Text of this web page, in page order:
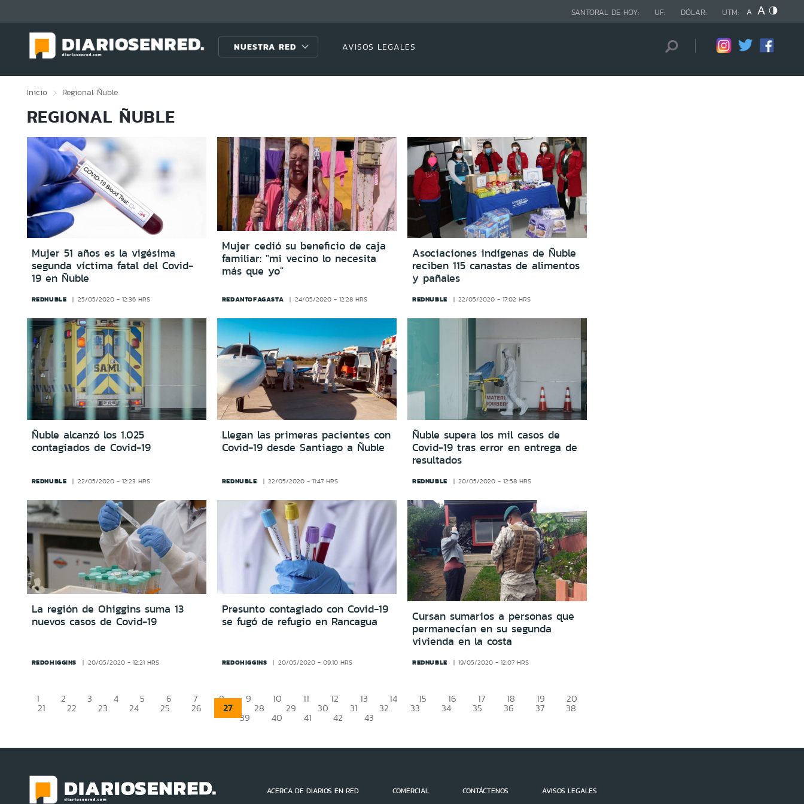
SANTORAL DE HOY: UF: DÓLAR: UTM:
NUESTRA RED AVISOS LEGALES
Inicio Regional Ñuble
REGIONAL ÑUBLE
Mujer 51 años es la vigésima
segunda víctima fatal del Covid-
19 en Ñuble
REDNUBLE 25/05/2020 - 12:36 HRS
Mujer cedió su beneficio de caja
familiar: "mi vecino lo necesita
más que yo"
REDANTOFAGASTA 24/05/2020 - 12:28 HRS
Asociaciones indígenas de Ñuble
reciben 115 canastas de alimentos
y pañales
REDNUBLE 22/05/2020 - 17:02 HRS
Ñuble alcanzó los 1.025
contagiados de Covid-19
REDNUBLE 22/05/2020 - 12:23 HRS
Llegan las primeras pacientes con
Covid-19 desde Santiago a Ñuble
REDNUBLE 22/05/2020 - 11:47 HRS
Ñuble supera los mil casos de
Covid-19 tras error en entrega de
resultados
REDNUBLE 20/05/2020 - 12:58 HRS
La región de Ohiggins suma 13
nuevos casos de Covid-19
REDOHIGGINS 20/05/2020 - 12:21 HRS
Presunto contagiado con Covid-19
se fugó de refugio en Rancagua
REDOHIGGINS 20/05/2020 - 09:10 HRS
Cursan sumarios a personas que
permanecían en su segunda
vivienda en la costa
REDNUBLE 19/05/2020 - 12:07 HRS
1 2 3 4 5 6 7 8 9 10 11 12 13 14 15 16 17 18 19 20
21 22 23 24 25 26 27 28 29 30 31 32 33 34 35 36 37 38
39 40 41 42 43
ACERCA DE DIARIOS EN RED COMERCIAL CONTÁCTENOS AVISOS LEGALES